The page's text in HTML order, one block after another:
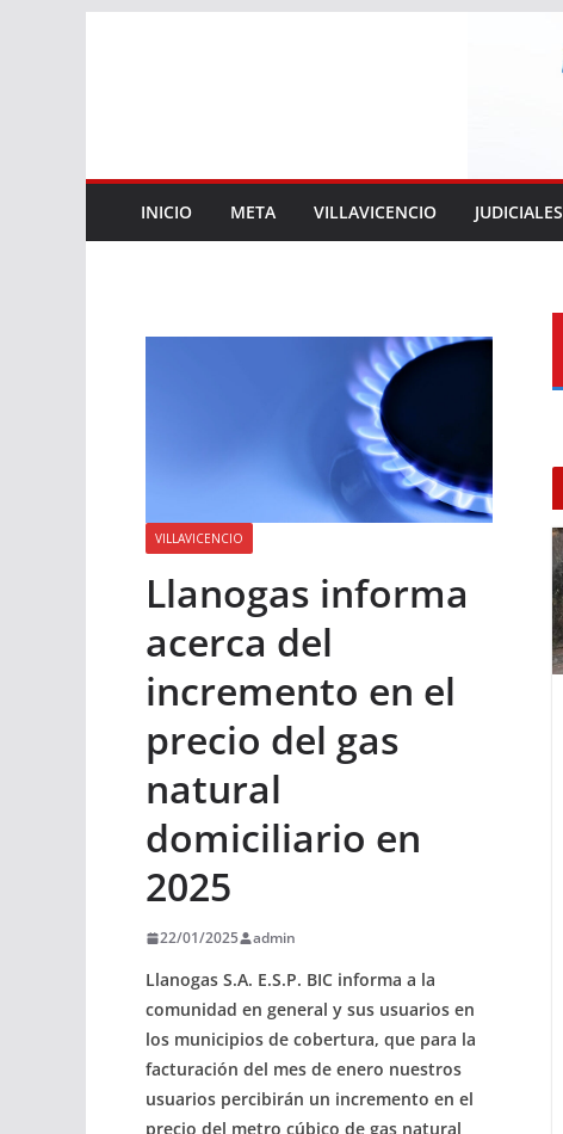
INICIO META VILLAVICENCIO JUDICIALES
VILLAVICENCIO
Llanogas informa
acerca del
incremento en el
precio del gas
natural
domiciliario en
2025
22/01/2025 admin
Llanogas S.A. E.S.P. BIC informa a la
comunidad en general y sus usuarios en
los municipios de cobertura, que para la
facturación del mes de enero nuestros
usuarios percibirán un incremento en el
precio del metro cúbico de gas natural